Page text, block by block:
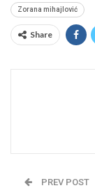
Zorana mihajlović
Share
PREV POST